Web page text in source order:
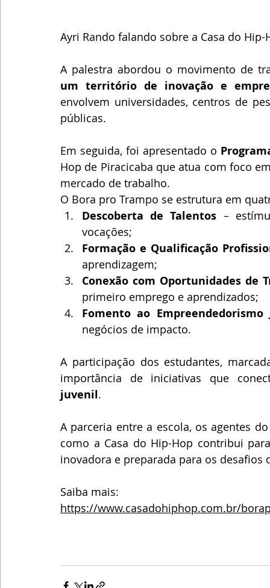
Ayri Rando falando sobre a Casa do
A palestra abordou o movimento de
um território de inovação e
envolvem universidades, centros de
públicas.
Em seguida, foi apresentado o
Hop de Piracicaba que atua com foco
mercado de trabalho.
O Bora pro Trampo se estrutura em
Descoberta de Talentos –
vocações;
Formação e Qualificação
aprendizagem;
Conexão com Oportunidades de
primeiro emprego e aprendizados;
Fomento ao Empreendedorismo
negócios de impacto.
A participação dos estudantes,
importância de iniciativas que
juvenil.
A parceria entre a escola, os agentes
como a Casa do Hip-Hop contribui
inovadora e preparada para os desafios
Saiba mais:
https://www.casadohiphop.com.br/